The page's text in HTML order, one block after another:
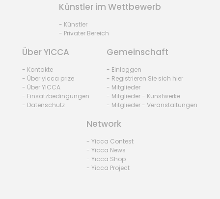
Künstler im Wettbewerb
- Künstler
- Privater Bereich
Über YICCA
- Kontakte
- Über yicca prize
- Über YICCA
- Einsatzbedingungen
- Datenschutz
Gemeinschaft
- Einloggen
- Registrieren Sie sich hier
- Mitglieder
- Mitglieder - Kunstwerke
- Mitglieder - Veranstaltungen
Network
- Yicca Contest
- Yicca News
- Yicca Shop
- Yicca Project